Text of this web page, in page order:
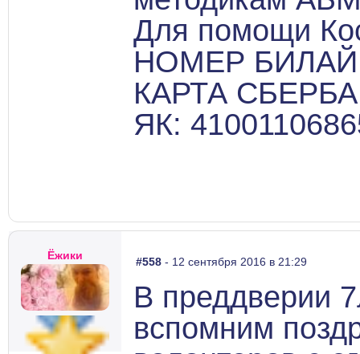
Для помощи
НОМЕР
КАРТА
ЯК:
Ёжики #558 - 12 сентября 2016 в 21:29
В преддверии
вспомним